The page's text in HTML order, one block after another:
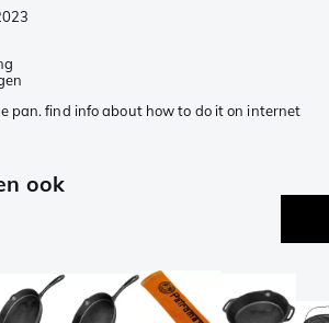
pan. find info about how to do it on internet
ook